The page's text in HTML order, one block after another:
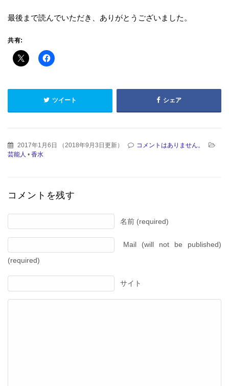
最後まで読んでいただき、ありがとうございました。
共有:
ツイート シェア
2017年1月6日 （2018年9月3日更新）
コメントはありません。
芸能人 • 香水
コメントを残す
名前 (required)
Mail (will not be published)
(required)
サイト